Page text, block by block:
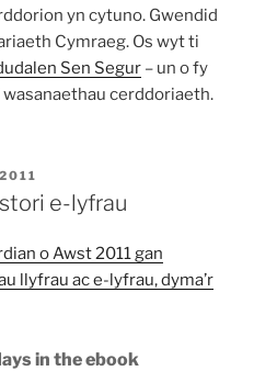
yn cytuno. Gwendid
Cymraeg. Os wyt ti
Sen Segur – un o fy
cerddoriaeth.
e-lyfrau
o Awst 2011 gan
llyfrau ac e-lyfrau, dyma’r
in the ebook